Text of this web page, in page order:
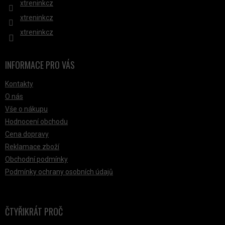
xtreninkcz
xtreninkcz
xtreninkcz
INFORMACE PRO VÁS
Kontakty
O nás
Vše o nákupu
Hodnocení obchodu
Cena dopravy
Reklamace zboží
Obchodní podmínky
Podmínky ochrany osobních údajů
ČTYŘIKRÁT PROČ